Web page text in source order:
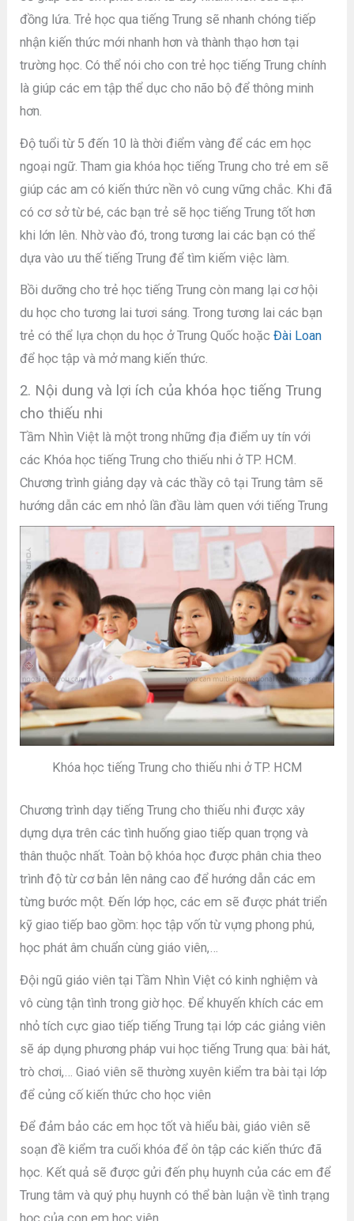
đồng lứa. Trẻ học qua tiếng Trung sẽ nhanh chóng tiếp
nhận kiến thức mới nhanh hơn và thành thạo hơn tại
trường học. Có thể nói cho con trẻ học tiếng Trung chính
là giúp các em tập thể dục cho não bộ để thông minh
hơn.
Độ tuổi từ 5 đến 10 là thời điểm vàng để các em học
ngoại ngữ. Tham gia khóa học tiếng Trung cho trẻ em sẽ
giúp các am có kiến thức nền vô cung vững chắc. Khi đã
có cơ sở từ bé, các bạn trẻ sẽ học tiếng Trung tốt hơn
khi lớn lên. Nhờ vào đó, trong tương lai các bạn có thể
dựa vào ưu thế tiếng Trung để tìm kiếm việc làm.
Bồi dưỡng cho trẻ học tiếng Trung còn mang lại cơ hội
du học cho tương lai tươi sáng. Trong tương lai các bạn
trẻ có thể lựa chọn du học ở Trung Quốc hoặcĐài Loan
để học tập và mở mang kiến thức.
2. Nội dung và lợi ích của khóa học tiếng Trung
cho thiếu nhi
Tầm Nhìn Việt là một trong những địa điểm uy tín với
các Khóa học tiếng Trung cho thiếu nhi ở TP. HCM.
Chương trình giảng dạy và các thầy cô tại Trung tâm sẽ
hướng dẫn các em nhỏ lần đầu làm quen với tiếng Trung
Khóa học tiếng Trung cho thiếu nhi ở TP. HCM
Chương trình dạy tiếng Trung cho thiếu nhi được xây
dựng dựa trên các tình huống giao tiếp quan trọng và
thân thuộc nhất. Toàn bộ khóa học được phân chia theo
trình độ từ cơ bản lên nâng cao để hướng dẫn các em
từng bước một. Đến lớp học, các em sẽ được phát triển
kỹ giao tiếp bao gồm: học tập vốn từ vựng phong phú,
học phát âm chuẩn cùng giáo viên,…
Đội ngũ giáo viên tại Tầm Nhìn Việt có kinh nghiệm và
vô cùng tận tình trong giờ học. Để khuyến khích các em
nhỏ tích cực giao tiếp tiếng Trung tại lớp các giảng viên
sẽ áp dụng phương pháp vui học tiếng Trung qua: bài hát,
trò chơi,… Giaó viên sẽ thường xuyên kiểm tra bài tại lớp
để củng cố kiến thức cho học viên
Để đảm bảo các em học tốt và hiểu bài, giáo viên sẽ
soạn đề kiểm tra cuối khóa để ôn tập các kiến thức đã
học. Kết quả sẽ được gửi đến phụ huynh của các em để
Trung tâm và quý phụ huynh có thể bàn luận về tình trạng